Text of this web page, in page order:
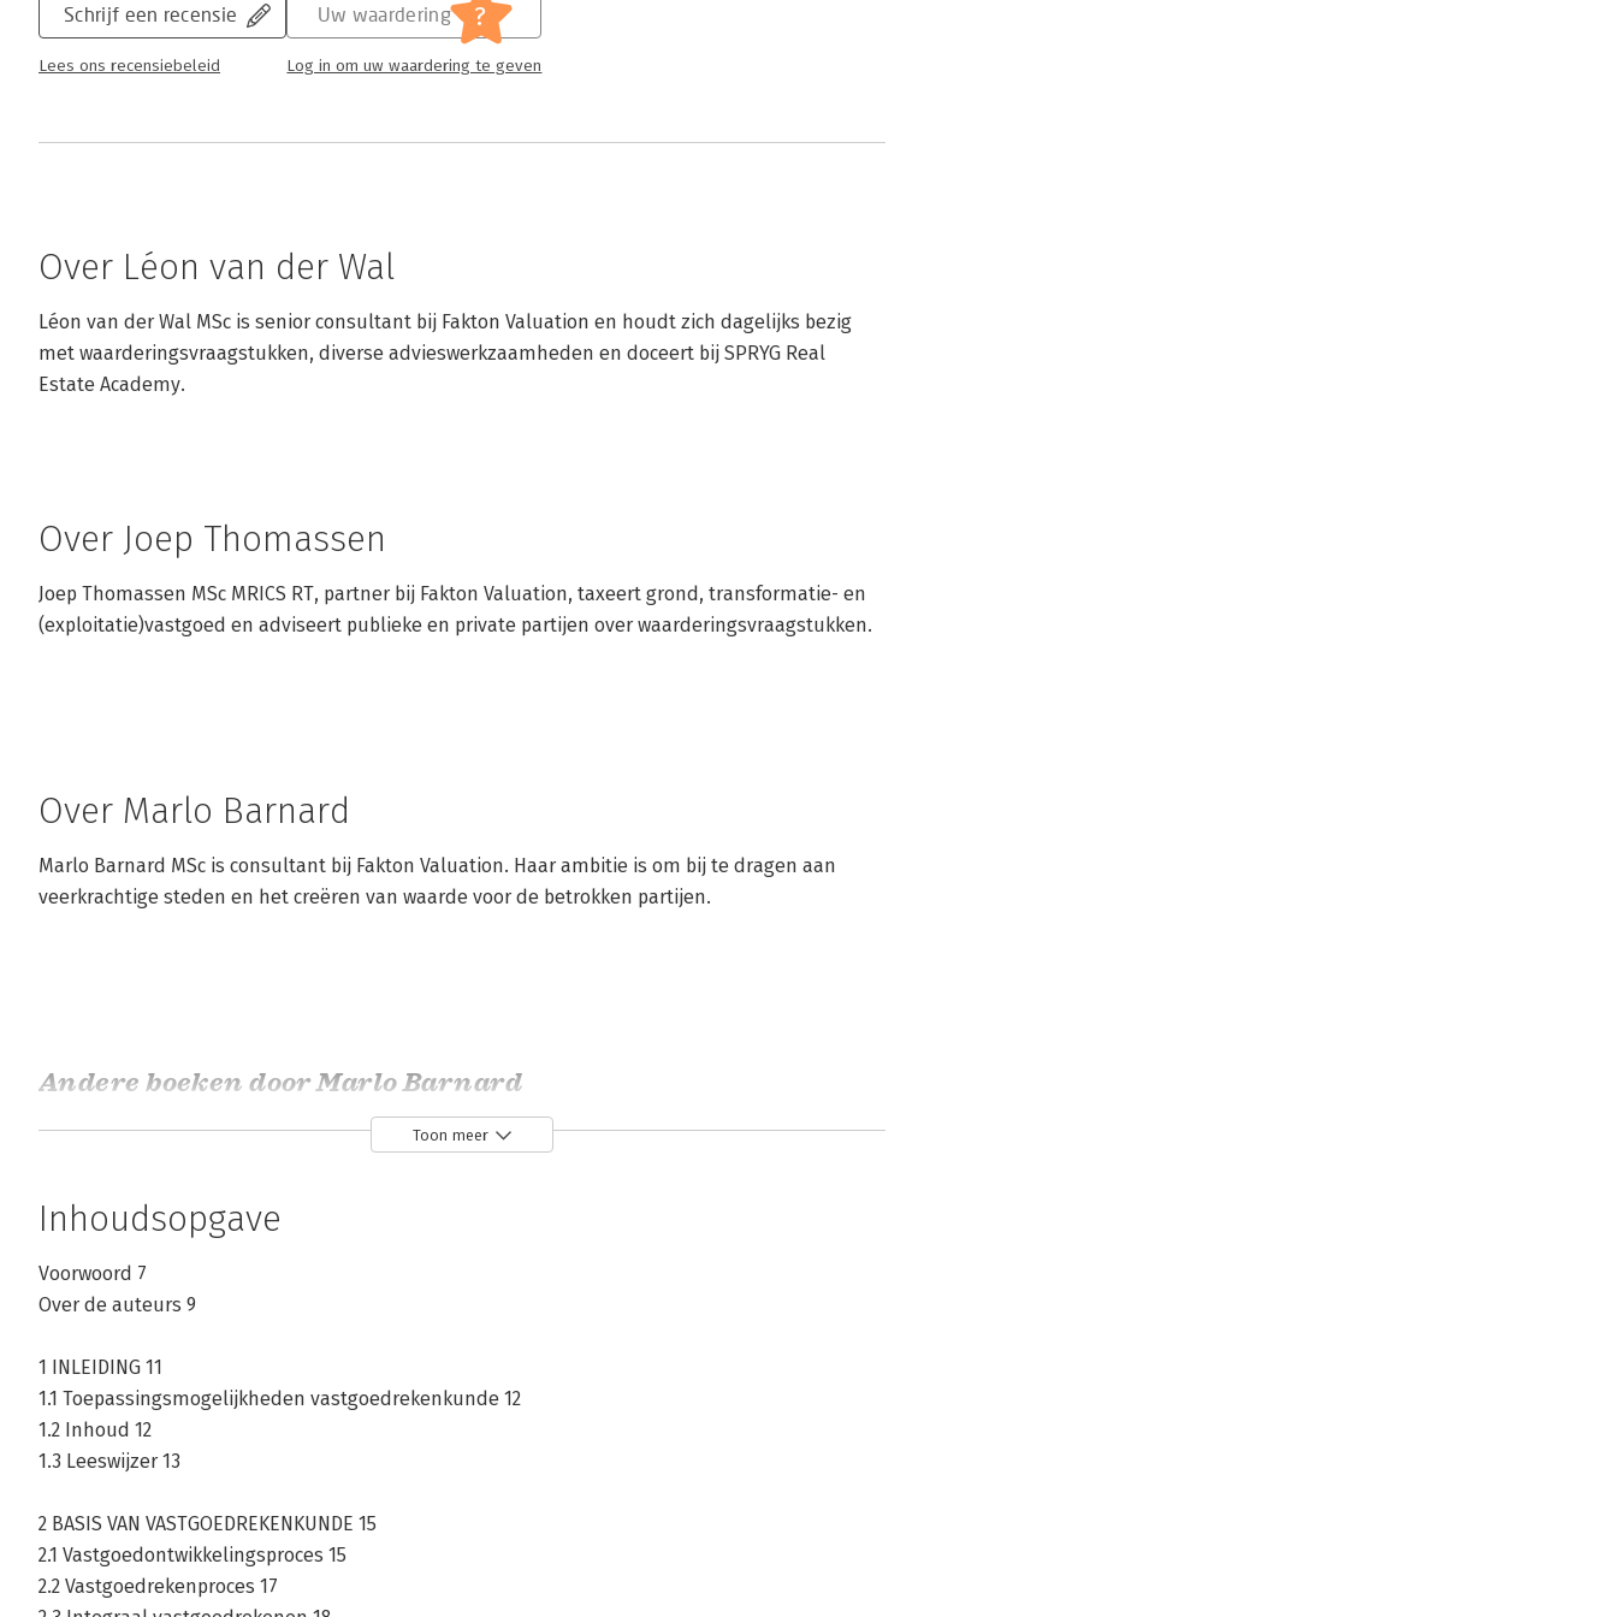
Schrijf een recensie
Lees ons recensiebeleid
Uw waardering ?
Log in om uw waardering te geven
Over Léon van der Wal
Léon van der Wal MSc is senior consultant bij Fakton Valuation en houdt zich dagelijks bezig
met waarderingsvraagstukken, diverse advieswerkzaamheden en doceert bij SPRYG Real
Estate Academy.
Over Joep Thomassen
Joep Thomassen MSc MRICS RT, partner bij Fakton Valuation, taxeert grond, transformatie- en
(exploitatie)vastgoed en adviseert publieke en private partijen over waarderingsvraagstukken.
Over Marlo Barnard
Marlo Barnard MSc is consultant bij Fakton Valuation. Haar ambitie is om bij te dragen aan
veerkrachtige steden en het creëren van waarde voor de betrokken partijen.
Andere boeken door Marlo Barnard
Toon meer
Inhoudsopgave
Voorwoord 7
Over de auteurs 9
1 INLEIDING 11
1.1 Toepassingsmogelijkheden vastgoedrekenkunde 12
1.2 Inhoud 12
1.3 Leeswijzer 13
2 BASIS VAN VASTGOEDREKENKUNDE 15
2.1 Vastgoedontwikkelingsproces 15
2.2 Vastgoedrekenproces 17